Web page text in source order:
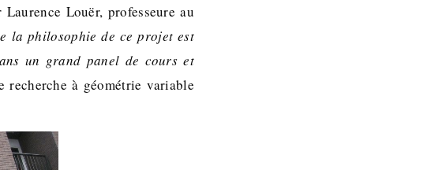
Louër, professeure au
la philosophie de ce projet est
un grand panel de cours et
recherche à géométrie variable